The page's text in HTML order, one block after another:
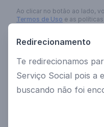
Ao clicar no botão ao lado,
Termos de Uso e as
Ver mais cursos
© 2021
Redirecionamento
Te redirecionamos
Serviço Social pois a
buscando não foi